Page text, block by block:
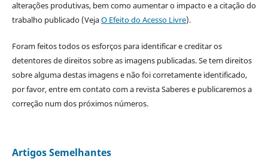
alterações produtivas, bem como aumentar o impacto e a citação do
trabalho publicado (VejaO Efeito do Acesso Livre).
Foram feitos todos os esforços para identificar e creditar os
detentores de direitos sobre as imagens publicadas. Se tem direitos
sobre alguma destas imagens e não foi corretamente identificado,
por favor, entre em contato com a revista Saberes e publicaremos a
correção num dos próximos números.
Artigos Semelhantes